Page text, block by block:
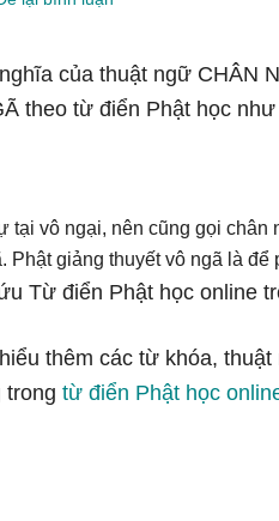
của thuật ngữ CHÂN
theo từ điển Phật học như
tại vô ngại, nên cũng gọi
Phật giảng thuyết vô ngã là để
Từ điển Phật học online
thêm các từ khóa,
trong từ điển Phật học